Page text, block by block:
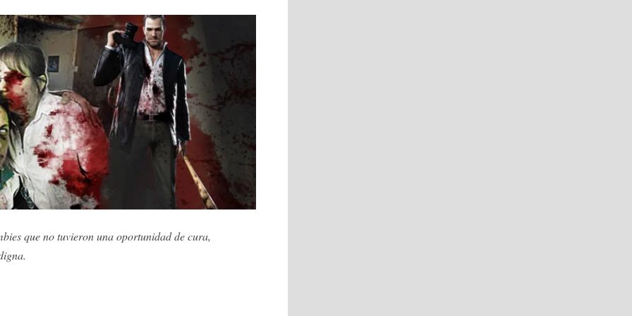
que no tuvieron una oportunidad de cura,